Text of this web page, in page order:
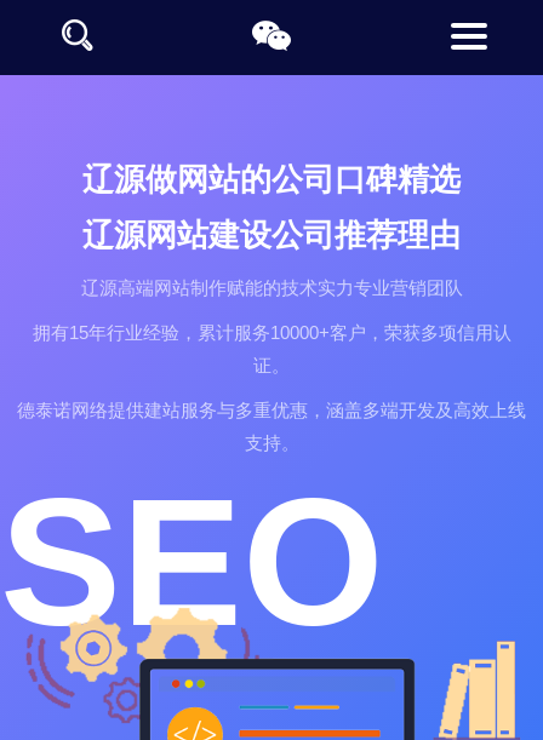
辽源做网站的公司口碑精选
辽源网站建设公司推荐理由
辽源高端网站制作赋能的技术实力专业营销团队
拥有15年行业经验，累计服务10000+客户，荣获多项信用认
证。
德泰诺网络提供建站服务与多重优惠，涵盖多端开发及高效上线
支持。